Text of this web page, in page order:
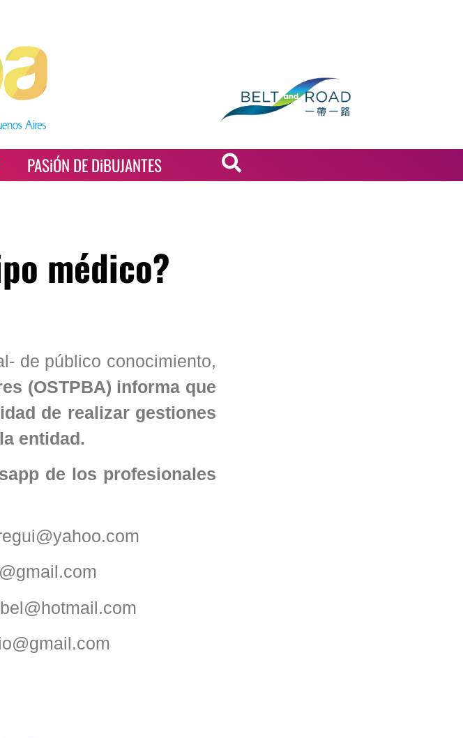
PASiÓN DE DiBUJANTES
médico?
de público conocimiento,
(OSTPBA) informa que
de realizar gestiones
entidad.
de los profesionales